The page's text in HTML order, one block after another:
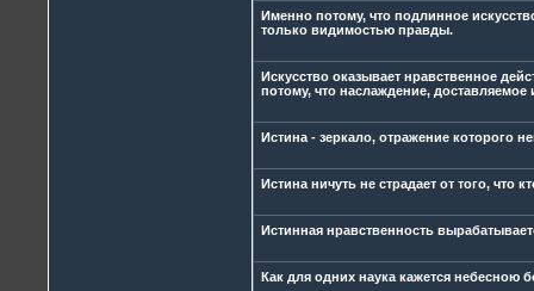
Именно потому, что подлинное
только видимостью правды.
Искусство оказывает нравственное
потому, что наслаждение, доставляемое
Истина - зеркало, отражение которого
Истина ничуть не страдает от того, что
Истинная нравственность
Как для одних наука кажется небесною